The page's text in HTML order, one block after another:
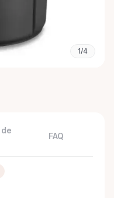
1/4
FAQ